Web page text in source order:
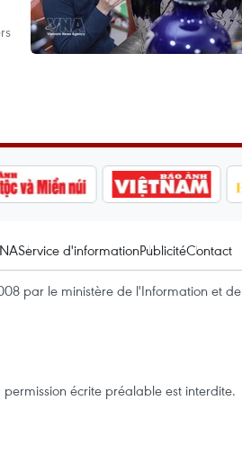
Service d'informationPublicitéContact
par le ministère de l'Information et
écrite préalable est interdite.